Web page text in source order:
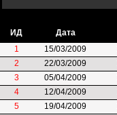
ИД Дата
1
15/03/2009
2
22/03/2009
3
05/04/2009
4
12/04/2009
5
19/04/2009